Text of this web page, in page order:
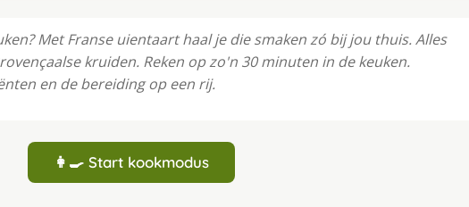
Met Franse uientaart haal je die smaken zó bij jou thuis. Alles
kruiden. Reken op zo'n 30 minuten in de keuken.
en de bereiding op een rij.
👩‍🍳 Start kookmodus